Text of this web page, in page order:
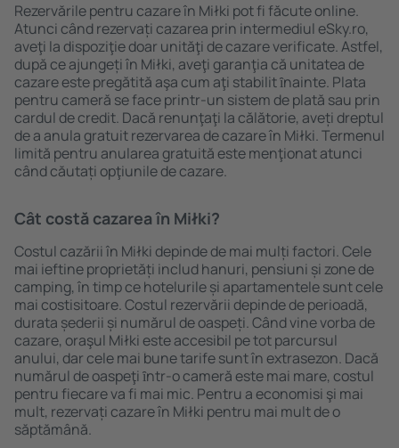
Rezervările pentru cazare în Miłki pot fi făcute online.
Atunci când rezervați cazarea prin intermediul eSky.ro,
aveţi la dispoziţie doar unităţi de cazare verificate. Astfel,
după ce ajungeți în Miłki, aveţi garanţia că unitatea de
cazare este pregătită aşa cum aţi stabilit ȋnainte. Plata
pentru cameră se face printr-un sistem de plată sau prin
cardul de credit. Dacă renunţaţi la călătorie, aveți dreptul
de a anula gratuit rezervarea de cazare în Miłki. Termenul
limită pentru anularea gratuită este menţionat atunci
când căutați opţiunile de cazare.
Cât costă cazarea în Miłki?
Costul cazării în Miłki depinde de mai mulți factori. Cele
mai ieftine proprietăți includ hanuri, pensiuni și zone de
camping, în timp ce hotelurile și apartamentele sunt cele
mai costisitoare. Costul rezervării depinde de perioadă,
durata șederii și numărul de oaspeți. Când vine vorba de
cazare, oraşul Miłki este accesibil pe tot parcursul
anului, dar cele mai bune tarife sunt în extrasezon. Dacă
numărul de oaspeţi ȋntr-o cameră este mai mare, costul
pentru fiecare va fi mai mic. Pentru a economisi şi mai
mult, rezervați cazare în Miłki pentru mai mult de o
săptămână.